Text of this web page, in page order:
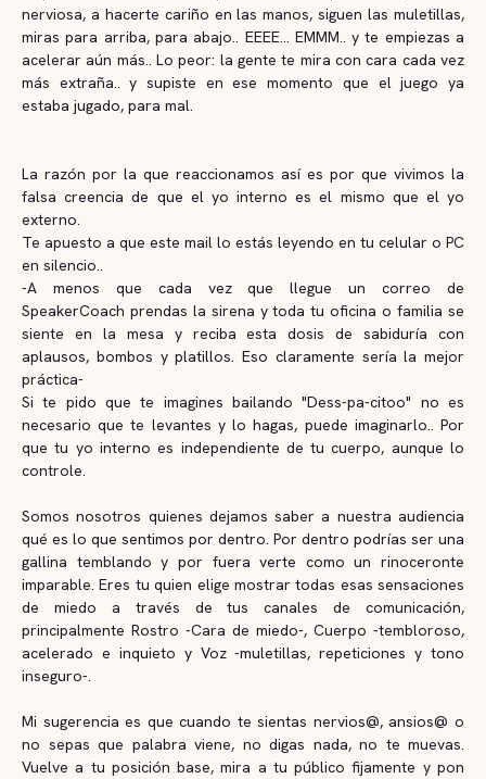
nerviosa, a hacerte cariño en las manos, siguen las muletillas,
miras para arriba, para abajo.. EEEE... EMMM.. y te empiezas a
acelerar aún más.. Lo peor: la gente te mira con cara cada vez
más extraña.. y supiste en ese momento que el juego ya
estaba jugado, para mal.
La razón por la que reaccionamos así es por que vivimos la
falsa creencia de que el yo interno es el mismo que el yo
externo.
Te apuesto a que este mail lo estás leyendo en tu celular o PC
en silencio..
-A menos que cada vez que llegue un correo de
SpeakerCoach prendas la sirena y toda tu oficina o familia se
siente en la mesa y reciba esta dosis de sabiduría con
aplausos, bombos y platillos. Eso claramente sería la mejor
práctica-
Si te pido que te imagines bailando "Dess-pa-citoo" no es
necesario que te levantes y lo hagas, puede imaginarlo.. Por
que tu yo interno es independiente de tu cuerpo, aunque lo
controle.
Somos nosotros quienes dejamos saber a nuestra audiencia
qué es lo que sentimos por dentro. Por dentro podrías ser una
gallina temblando y por fuera verte como un rinoceronte
imparable. Eres tu quien elige mostrar todas esas sensaciones
de miedo a través de tus canales de comunicación,
principalmente Rostro -Cara de miedo-, Cuerpo -tembloroso,
acelerado e inquieto y Voz -muletillas, repeticiones y tono
inseguro-.
Mi sugerencia es que cuando te sientas nervios@, ansios@ o
no sepas que palabra viene, no digas nada, no te muevas.
Vuelve a tu posición base, mira a tu público fijamente y pon